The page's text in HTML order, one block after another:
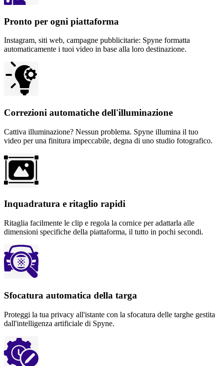
Pronto per ogni piattaforma
Instagram, siti web, campagne pubblicitarie: Spyne formatta
automaticamente i tuoi video in base alla loro destinazione.
Correzioni automatiche dell'illuminazione
Cattiva illuminazione? Nessun problema. Spyne illumina il tuo
video per una finitura impeccabile, degna di uno studio fotografico.
Inquadratura e ritaglio rapidi
Ritaglia facilmente le clip e regola la cornice per adattarla alle
dimensioni specifiche della piattaforma, il tutto in pochi secondi.
Sfocatura automatica della targa
Proteggi la tua privacy all'istante con la sfocatura delle targhe gestita
dall'intelligenza artificiale di Spyne.